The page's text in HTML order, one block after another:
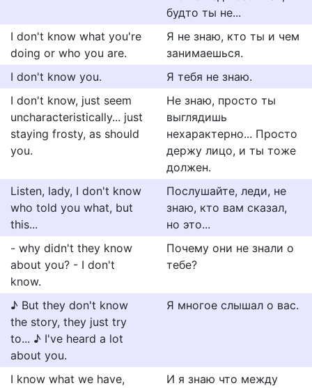
будто ты не...
I don't know what you're
doing or who you are.
Я не знаю, кто ты и чем
занимаешься.
I don't know you.
Я тебя не знаю.
I don't know, just seem
uncharacteristically... just
staying frosty, as should
you.
Не знаю, просто ты
выглядишь
нехарактерно... Просто
держу лицо, и ты тоже
должен.
Listen, lady, I don't know
who told you what, but
this...
Послушайте, леди, не
знаю, кто вам сказал,
но это...
- why didn't they know
about you? - I don't
know.
Почему они не знали о
тебе?
♪ But they don't know
the story, they just try
to... ♪ I've heard a lot
about you.
Я многое слышал о вас.
I know what we have,
И я знаю что между